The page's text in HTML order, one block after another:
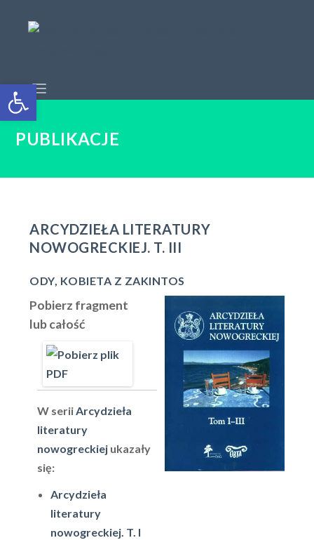
Open toolbar
PUBLIKACJE
ARCYDZIEŁA LITERATURY
NOWOGRECKIEJ. T. III
ODY, KOBIETA Z ZAKINTOS
Pobierz fragment
lub całość
W seriiArcydzieła
literatury
nowogreckiej ukazały
się:
Arcydzieła
literatury
nowogreckiej. T. I